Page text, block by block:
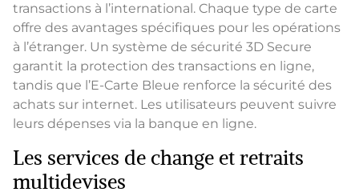
transactions à l’international. Chaque type de carte
offre des avantages spécifiques pour les opérations
à l’étranger. Un système de sécurité 3D Secure
garantit la protection des transactions en ligne,
tandis que l’E-Carte Bleue renforce la sécurité des
achats sur internet. Les utilisateurs peuvent suivre
leurs dépenses via la banque en ligne.
Les services de change et retraits
multidevises